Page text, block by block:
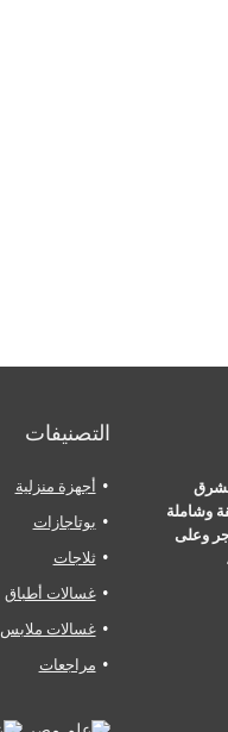
وشاملة
وعلى
التصنيفات
أجهزة منزلية
بوتاجازات
ثلاجات
غسالات أطباق
غسالات ملابس
مراجعات